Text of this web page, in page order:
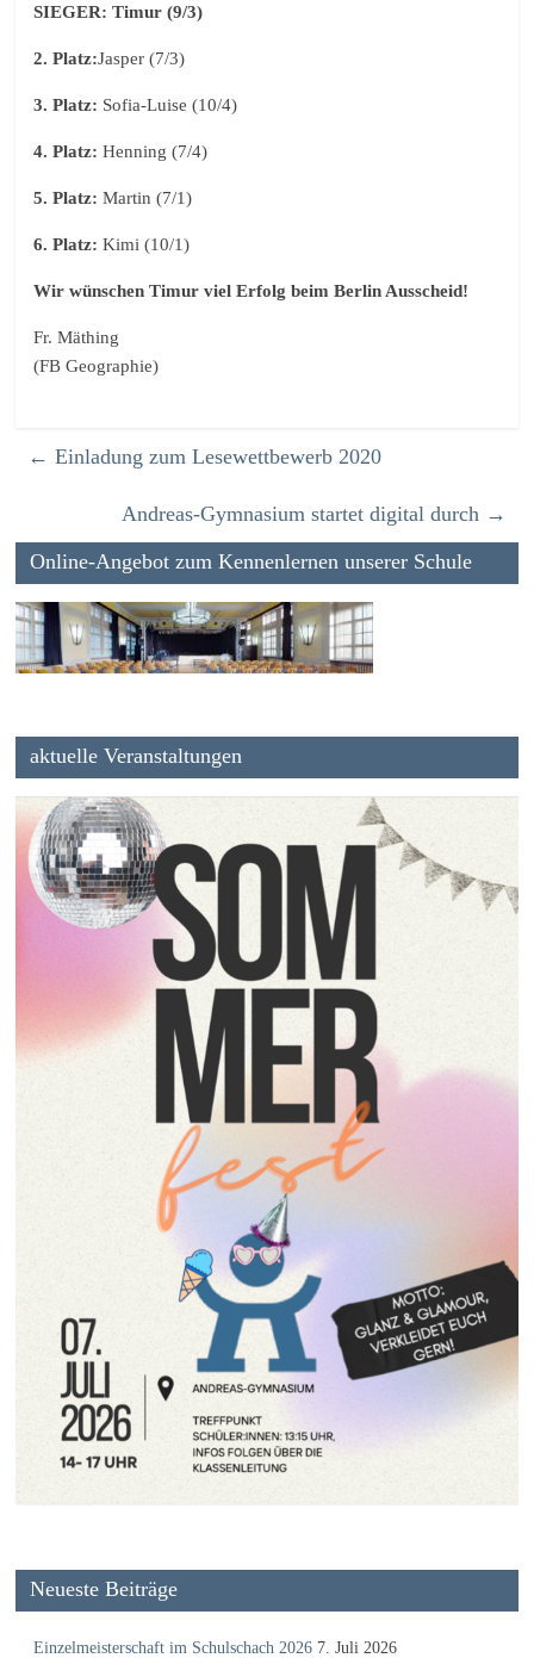
SIEGER: Timur (9/3)
2. Platz:Jasper (7/3)
3. Platz: Sofia-Luise (10/4)
4. Platz:Henning (7/4)
5. Platz: Martin (7/1)
6. Platz:Kimi (10/1)
Wir wünschen Timur viel Erfolg beim Berlin Ausscheid!
Fr. Mäthing
(FB Geographie)
← Einladung zum Lesewettbewerb 2020
Andreas-Gymnasium startet digital durch →
Online-Angebot zum Kennenlernen unserer Schule
aktuelle Veranstaltungen
Neueste Beiträge
Einzelmeisterschaft im Schulschach 2026 7. Juli 2026